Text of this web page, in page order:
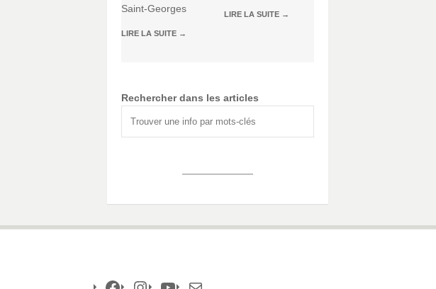
Saint-Georges
LIRE LA SUITE →
LIRE LA SUITE →
Rechercher dans les articles